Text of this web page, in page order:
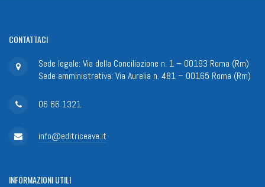
CONTATTACI
Sede legale: Via della Conciliazione n. 1 – 00193 Roma (Rm)
Sede amministrativa: Via Aurelia n. 481 – 00165 Roma (Rm)
06 66 1321
info@editriceave.it
INFORMAZIONIUTILI